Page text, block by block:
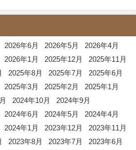
2026年6月 2026年5月
2026年4月
2026年1月 2025年12月
2025年11月
2025年8月 2025年7月
2025年6月
2025年3月 2025年2月
2025年1月
2024年10月
2024年9月
2024年6月 2024年5月
2024年4月
2024年1月 2023年12月
2023年11月
2023年8月 2023年7月
2023年6月